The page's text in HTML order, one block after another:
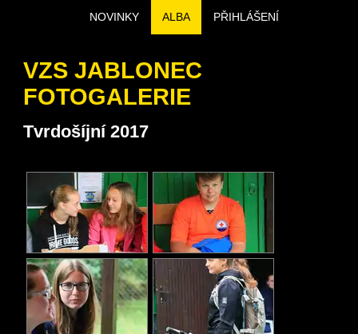
NOVINKY ALBA PŘIHLÁŠENÍ
VZS JABLONEC
FOTOGALERIE
Tvrdošíjní 2017